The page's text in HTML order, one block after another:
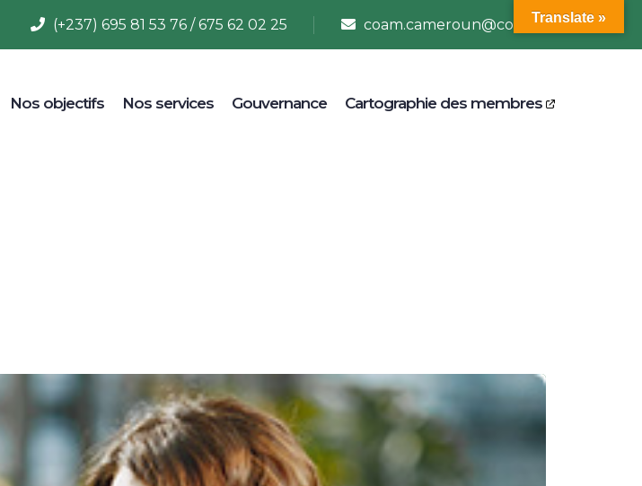
(+237) 695 81 53 76 / 675 62 02 25 coam.cameroun@coam.net
Nos objectifs Nos services Gouvernance Cartographie des membres
Translate »